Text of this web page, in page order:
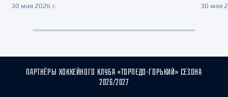
30 мая 2026 г. 30 мая
ПАРТНЁРЫ ХОККЕЙНОГО КЛУБА «ТОРПЕДО-ГОРЬКИЙ» СЕЗОНА
2026/2027